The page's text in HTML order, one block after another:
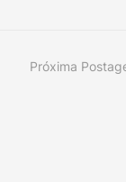
Próxima